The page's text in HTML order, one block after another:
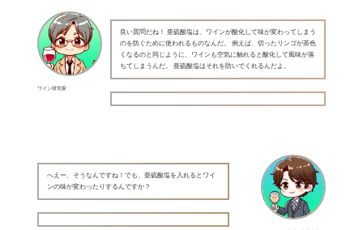
ワイン研究家
良い質問だね！ 亜硫酸塩は、ワインが酸化して味が変わってしまう
のを防ぐために使われるものなんだ。 例えば、切ったリンゴが茶色
くなるのと同じように、ワインも空気に触れると酸化して風味が落
ちてしまうんだ。 亜硫酸塩はそれを防いでくれるんだよ。
へえー、そうなんですね！でも、亜硫酸塩を入れるとワイ
ンの味が変わったりするんですか？